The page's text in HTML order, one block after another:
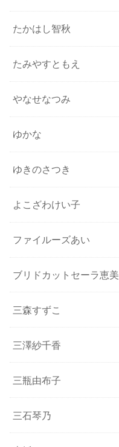
たかはし智秋
たみやすともえ
やなせなつみ
ゆかな
ゆきのさつき
よこざわけい子
ファイルーズあい
ブリドカットセーラ恵美
三森すずこ
三澤紗千香
三瓶由布子
三石琴乃